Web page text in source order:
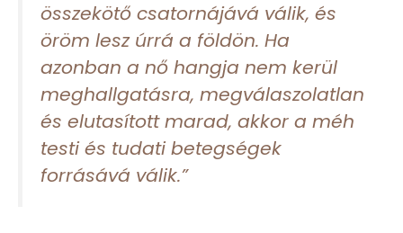
összekötő csatornájává válik, és
öröm lesz úrrá a földön. Ha
azonban a nő hangja nem kerül
meghallgatásra, megválaszolatlan
és elutasított marad, akkor a méh
testi és tudati betegségek
forrásává válik.”